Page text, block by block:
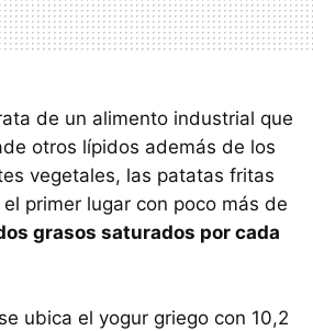
de un alimento industrial que
otros lípidos además de los
vegetales, las patatas fritas
primer lugar con poco más de
grasos saturados por cada
ubica el yogur griego con 10,2